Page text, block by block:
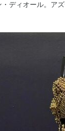
ディオール。ア